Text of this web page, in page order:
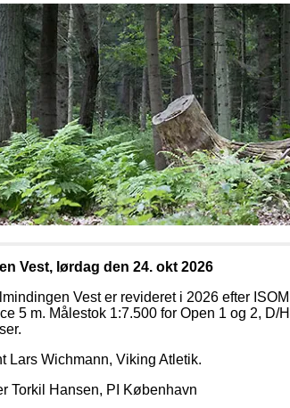
Vest, lørdag den 24. okt 2026
Vest er revideret i 2026 efter
5 m. Målestok 1:7.500 for Open 1 og 2, D/
Lars Wichmann, Viking Atletik.
Torkil Hansen, PI København